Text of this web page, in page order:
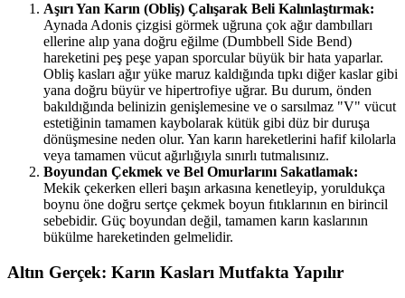
Aşırı Yan Karın (Obliş) Çalışarak Beli Kalınlaştırmak:
Aynada Adonis çizgisi görmek uğruna çok ağır dambılları
ellerine alıp yana doğru eğilme (Dumbbell Side Bend)
hareketini peş peşe yapan sporcular büyük bir hata yaparlar.
Obliş kasları ağır yüke maruz kaldığında tıpkı diğer kaslar gibi
yana doğru büyür ve hipertrofiye uğrar. Bu durum, önden
bakıldığında belinizin genişlemesine ve o sarsılmaz "V" vücut
estetiğinin tamamen kaybolarak kütük gibi düz bir duruşa
dönüşmesine neden olur. Yan karın hareketlerini hafif kilolarla
veya tamamen vücut ağırlığıyla sınırlı tutmalısınız.
Boyundan Çekmek ve Bel Omurlarını Sakatlamak:
Mekik çekerken elleri başın arkasına kenetleyip, yoruldukça
boynu öne doğru sertçe çekmek boyun fıtıklarının en birincil
sebebidir. Güç boyundan değil, tamamen karın kaslarının
bükülme hareketinden gelmelidir.
Altın Gerçek: Karın Kasları Mutfakta Yapılır​